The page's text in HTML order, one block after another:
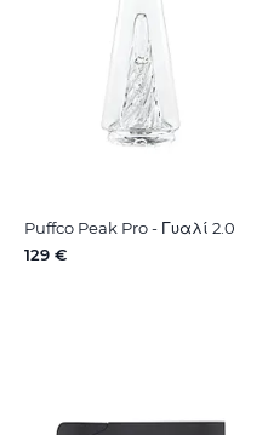
Puffco Peak Pro - Γυαλί 2.0
129 €